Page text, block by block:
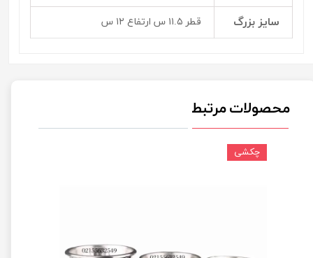
سایز بزرگ قطر ۱۱.۵ س ارتفاع ۱۲ س
محصولات مرتبط
چکشی